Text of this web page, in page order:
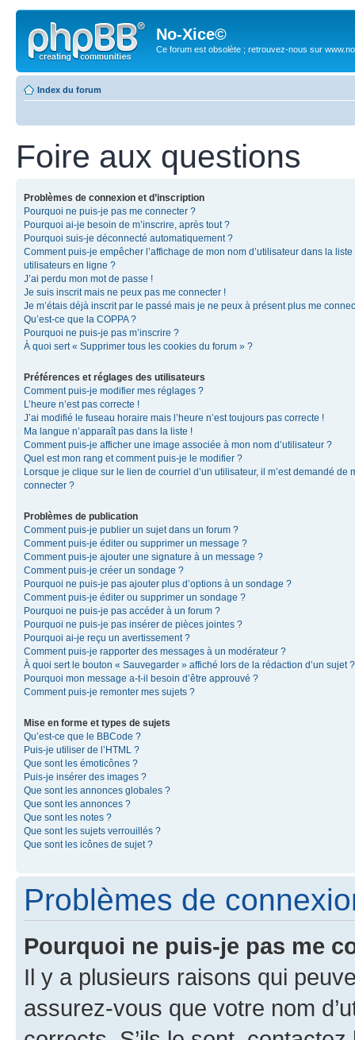
No-Xice©
Ce forum est obsolète ; retrouvez-nous sur
Index du forum
Foire aux questions
Problèmes de connexion et d’inscription
Pourquoi ne puis-je pas me connecter ?
Pourquoi ai-je besoin de m’inscrire, après tout ?
Pourquoi suis-je déconnecté automatiquement ?
Comment puis-je empêcher l’affichage de mon nom d’utilisateur dans la liste
utilisateurs en ligne ?
J’ai perdu mon mot de passe !
Je suis inscrit mais ne peux pas me connecter !
Je m’étais déjà inscrit par le passé mais je ne peux à présent plus me
Qu’est-ce que la COPPA ?
Pourquoi ne puis-je pas m’inscrire ?
À quoi sert « Supprimer tous les cookies du forum » ?
Préférences et réglages des utilisateurs
Comment puis-je modifier mes réglages ?
L’heure n’est pas correcte !
J’ai modifié le fuseau horaire mais l’heure n’est toujours pas correcte !
Ma langue n’apparaît pas dans la liste !
Comment puis-je afficher une image associée à mon nom d’utilisateur ?
Quel est mon rang et comment puis-je le modifier ?
Lorsque je clique sur le lien de courriel d’un utilisateur, il m’est demandé de
connecter ?
Problèmes de publication
Comment puis-je publier un sujet dans un forum ?
Comment puis-je éditer ou supprimer un message ?
Comment puis-je ajouter une signature à un message ?
Comment puis-je créer un sondage ?
Pourquoi ne puis-je pas ajouter plus d’options à un sondage ?
Comment puis-je éditer ou supprimer un sondage ?
Pourquoi ne puis-je pas accéder à un forum ?
Pourquoi ne puis-je pas insérer de pièces jointes ?
Pourquoi ai-je reçu un avertissement ?
Comment puis-je rapporter des messages à un modérateur ?
À quoi sert le bouton « Sauvegarder » affiché lors de la rédaction d’un sujet ?
Pourquoi mon message a-t-il besoin d’être approuvé ?
Comment puis-je remonter mes sujets ?
Mise en forme et types de sujets
Qu’est-ce que le BBCode ?
Puis-je utiliser de l’HTML ?
Que sont les émoticônes ?
Puis-je insérer des images ?
Que sont les annonces globales ?
Que sont les annonces ?
Que sont les notes ?
Que sont les sujets verrouillés ?
Que sont les icônes de sujet ?
Problèmes de
Pourquoi ne puis-je pas me
Il y a plusieurs raisons qui
assurez-vous que votre nom